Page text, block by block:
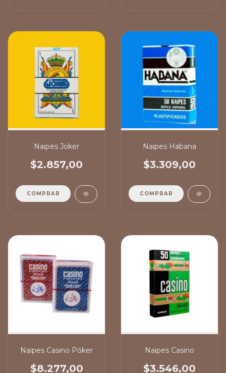
Naipes Joker
$2.857,00
COMPRAR
Naipes Habana
$3.309,00
COMPRAR
Naipes Casino Póker
$8.277,00
Naipes Casino
$3.546,00